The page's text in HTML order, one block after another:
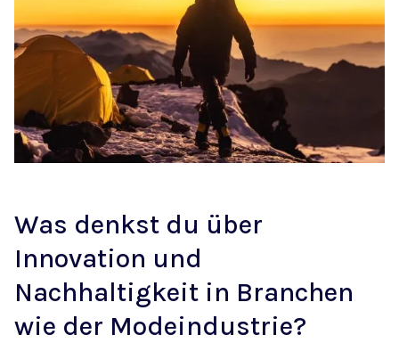
Was denkst du über
Innovation und
Nachhaltigkeit in Branchen
wie der Modeindustrie?